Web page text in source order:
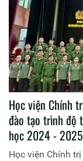
Học viện Chính
đào tạo trình độ
học 2024 - 2025
Học viện Chính